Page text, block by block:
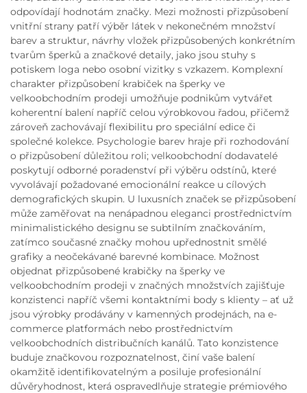
odpovídají hodnotám značky. Mezi možnosti přizpůsobení
vnitřní strany patří výběr látek v nekonečném množství
barev a struktur, návrhy vložek přizpůsobených konkrétním
tvarům šperků a značkové detaily, jako jsou stuhy s
potiskem loga nebo osobní vizitky s vzkazem. Komplexní
charakter přizpůsobení krabiček na šperky ve
velkoobchodním prodeji umožňuje podnikům vytvářet
koherentní balení napříč celou výrobkovou řadou, přičemž
zároveň zachovávají flexibilitu pro speciální edice či
společné kolekce. Psychologie barev hraje při rozhodování
o přizpůsobení důležitou roli; velkoobchodní dodavatelé
poskytují odborné poradenství při výběru odstínů, které
vyvolávají požadované emocionální reakce u cílových
demografických skupin. U luxusních značek se přizpůsobení
může zaměřovat na nenápadnou eleganci prostřednictvím
minimalistického designu se subtilním značkováním,
zatímco současné značky mohou upřednostnit smělé
grafiky a neočekávané barevné kombinace. Možnost
objednat přizpůsobené krabičky na šperky ve
velkoobchodním prodeji v značných množstvích zajišťuje
konzistenci napříč všemi kontaktními body s klienty – ať už
jsou výrobky prodávány v kamenných prodejnách, na e-
commerce platformách nebo prostřednictvím
velkoobchodních distribučních kanálů. Tato konzistence
buduje značkovou rozpoznatelnost, činí vaše balení
okamžitě identifikovatelným a posiluje profesionální
důvěryhodnost, která ospravedlňuje strategie prémiového